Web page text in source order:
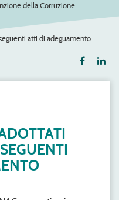
della Corruzione -
atti di adeguamento